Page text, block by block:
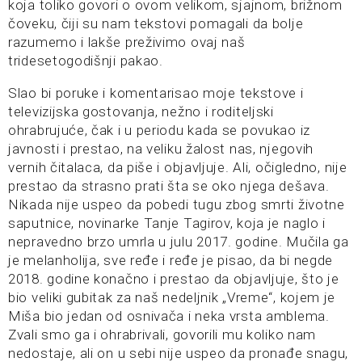
koja toliko govori o ovom velikom, sjajnom, brižnom
čoveku, čiji su nam tekstovi pomagali da bolje
razumemo i lakše preživimo ovaj naš
tridesetogodišnji pakao.
Slao bi poruke i komentarisao moje tekstove i
televizijska gostovanja, nežno i roditeljski
ohrabrujuće, čak i u periodu kada se povukao iz
javnosti i prestao, na veliku žalost nas, njegovih
vernih čitalaca, da piše i objavljuje. Ali, očigledno, nije
prestao da strasno prati šta se oko njega dešava.
Nikada nije uspeo da pobedi tugu zbog smrti životne
saputnice, novinarke Tanje Tagirov, koja je naglo i
nepravedno brzo umrla u julu 2017. godine. Mučila ga
je melanholija, sve ređe i ređe je pisao, da bi negde
2018. godine konačno i prestao da objavljuje, što je
bio veliki gubitak za naš nedeljnik „Vreme“, kojem je
Miša bio jedan od osnivača i neka vrsta amblema.
Zvali smo ga i ohrabrivali, govorili mu koliko nam
nedostaje, ali on u sebi nije uspeo da pronađe snagu,